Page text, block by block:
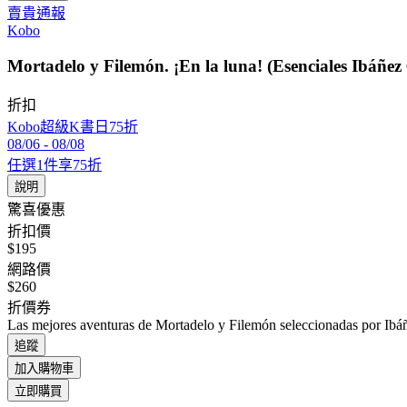
賣貴通報
Kobo
Mortadelo y Filemón. ¡En la luna! (Esenciales Ibáñez
折扣
Kobo超級K書日75折
08/06 - 08/08
任選1件享75折
說明
驚喜優惠
折扣價
$195
網路價
$260
折價券
Las mejores aventuras de Mortadelo y Filemón seleccionadas por
追蹤
加入購物車
立即購買